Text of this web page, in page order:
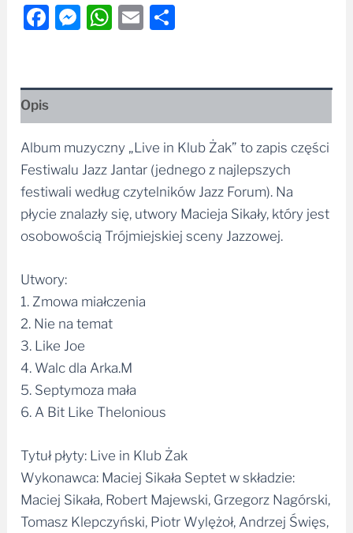
Facebook
Messenger
WhatsApp
Email
Opis
Album muzyczny „Live in Klub Żak” to zapis części
Festiwalu Jazz Jantar (jednego z najlepszych
festiwali według czytelników Jazz Forum). Na
płycie znalazły się, utwory Macieja Sikały, który jest
osobowością Trójmiejskiej sceny Jazzowej.
Utwory:
1. Zmowa miałczenia
2. Nie na temat
3. Like Joe
4. Walc dla Arka.M
5. Septymoza mała
6. A Bit Like Thelonious
Tytuł płyty: Live in Klub Żak
Wykonawca: Maciej Sikała Septet w składzie:
Maciej Sikała, Robert Majewski, Grzegorz Nagórski,
Tomasz Klepczyński, Piotr Wylężoł, Andrzej Święs,